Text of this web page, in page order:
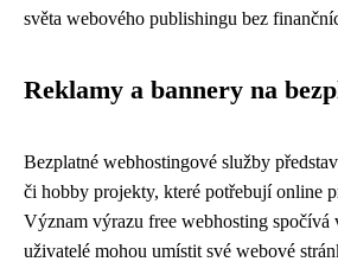
světa webového publishingu bez
Reklamy a bannery na
Bezplatné webhostingové služby
či hobby projekty, které potřebují online
Význam výrazu free webhosting
uživatelé mohou umístit své webové